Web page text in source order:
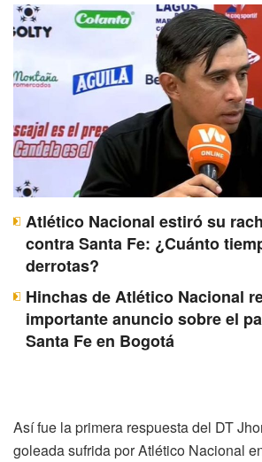
Atlético Nacional estiró su
contra Santa Fe: ¿Cuánto
derrotas?
Hinchas de Atlético Nacional
importante anuncio sobre el
Santa Fe en Bogotá
Así fue la primera respuesta del DT
goleada sufrida por Atlético Nacional